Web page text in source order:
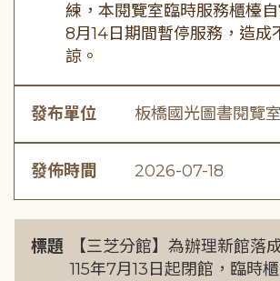
練，本閱覽室臨時服務櫃檯
8月14日期間暫停服務，造成
諒。
發布單位 板橋國光圖書閱覽室
發佈時間 2026-07-18
標題
【三芝分館】為辦理新館落
115年7月13日起閉館，臨時